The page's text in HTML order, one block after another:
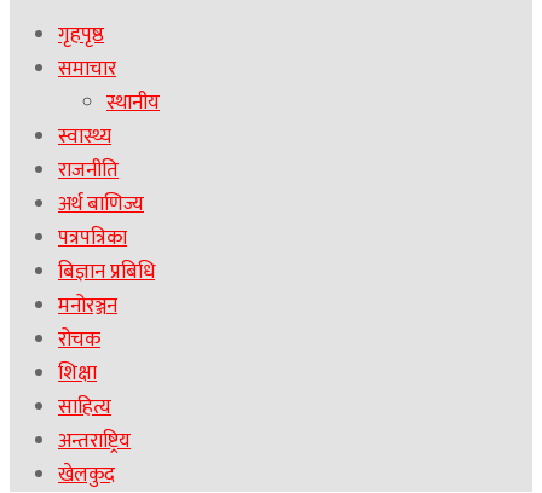
गृहपृष्ठ
समाचार
स्थानीय
स्वास्थ्य
राजनीति
अर्थ बाणिज्य
पत्रपत्रिका
बिज्ञान प्रबिधि
मनोरञ्जन
रोचक
शिक्षा
साहित्य
अन्तराष्ट्रिय
खेलकुद